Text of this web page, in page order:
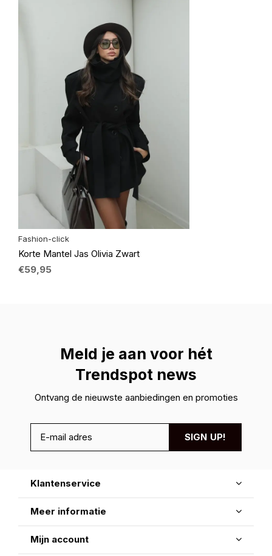
Fashion-click
Korte Mantel Jas Olivia Zwart
€59,95
Meld je aan voor hét
Trendspot news
Ontvang de nieuwste aanbiedingen en promoties
SIGN UP!
Klantenservice
Meer informatie
Mijn account